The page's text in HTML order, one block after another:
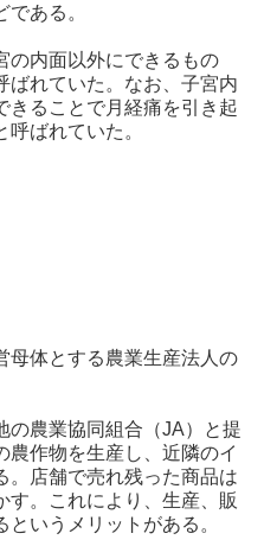
ある。
の内面以外にできるもの
ばれていた。なお、子宮内
きることで月経痛を引き起
ばれていた。
母体とする農業生産法人の
の農業協同組合（JA）と提
農作物を生産し、近隣のイ
。店舗で売れ残った商品は
す。これにより、生産、販
いうメリットがある。